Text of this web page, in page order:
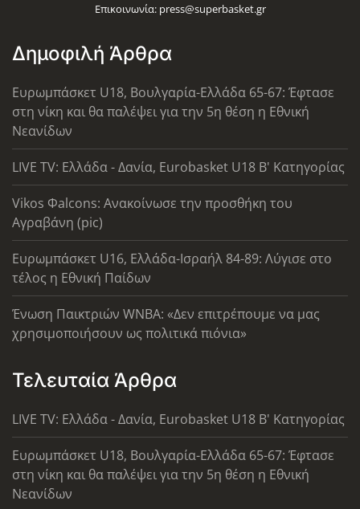
Επικοινωνία: press@superbasket.gr
Δημοφιλή Άρθρα
Ευρωμπάσκετ U18, Βουλγαρία-Ελλάδα 65-67: Έφτασε
στη νίκη και θα παλέψει για την 5η θέση η Εθνική
Νεανίδων
LIVE TV: Ελλάδα - Δανία, Eurobasket U18 Β' Κατηγορίας
Vikos Φalcons: Ανακοίνωσε την προσθήκη του
Αγραβάνη (pic)
Ευρωμπάσκετ U16, Ελλάδα-Ισραήλ 84-89: Λύγισε στο
τέλος η Εθνική Παίδων
Ένωση Παικτριών WNBA: «Δεν επιτρέπουμε να μας
χρησιμοποιήσουν ως πολιτικά πιόνια»
Τελευταία Άρθρα
LIVE TV: Ελλάδα - Δανία, Eurobasket U18 Β' Κατηγορίας
Ευρωμπάσκετ U18, Βουλγαρία-Ελλάδα 65-67: Έφτασε
στη νίκη και θα παλέψει για την 5η θέση η Εθνική
Νεανίδων